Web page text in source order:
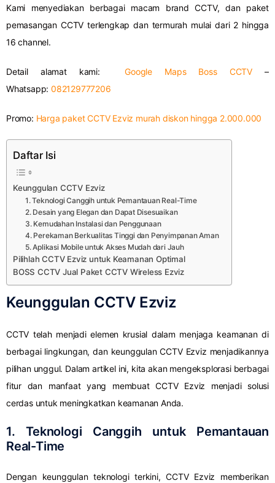
Kami menyediakan berbagai macam brand CCTV, dan paket
pemasangan CCTV terlengkap dan termurah mulai dari 2 hingga
16 channel.
Detail alamat kami:Google Maps Boss CCTV –
Whatsapp:082129777206
Promo: Harga paket CCTV Ezviz murah diskon hingga 2.000.000
Daftar Isi
Keunggulan CCTV Ezviz
1. Teknologi Canggih untuk Pemantauan Real-Time
2. Desain yang Elegan dan Dapat Disesuaikan
3. Kemudahan Instalasi dan Penggunaan
4. Perekaman Berkualitas Tinggi dan Penyimpanan Aman
5. Aplikasi Mobile untuk Akses Mudah dari Jauh
Pilihlah CCTV Ezviz untuk Keamanan Optimal
BOSS CCTV Jual Paket CCTV Wireless Ezviz
Keunggulan CCTV Ezviz
CCTV telah menjadi elemen krusial dalam menjaga keamanan di
berbagai lingkungan, dan keunggulan CCTV Ezviz menjadikannya
pilihan unggul. Dalam artikel ini, kita akan mengeksplorasi berbagai
fitur dan manfaat yang membuat CCTV Ezviz menjadi solusi
cerdas untuk meningkatkan keamanan Anda.
1. Teknologi Canggih untuk Pemantauan
Real-Time
Dengan keunggulan teknologi terkini, CCTV Ezviz memberikan